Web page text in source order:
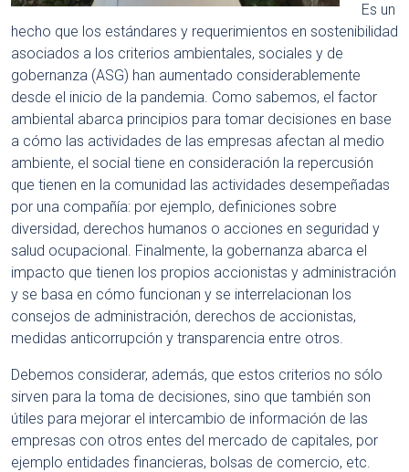
Es un
hecho que los estándares y requerimientos en sostenibilidad
asociados a los criterios ambientales, sociales y de
gobernanza (ASG) han aumentado considerablemente
desde el inicio de la pandemia. Como sabemos, el factor
ambiental abarca principios para tomar decisiones en base
a cómo las actividades de las empresas afectan al medio
ambiente, el social tiene en consideración la repercusión
que tienen en la comunidad las actividades desempeñadas
por una compañía: por ejemplo, definiciones sobre
diversidad, derechos humanos o acciones en seguridad y
salud ocupacional. Finalmente, la gobernanza abarca el
impacto que tienen los propios accionistas y administración
y se basa en cómo funcionan y se interrelacionan los
consejos de administración, derechos de accionistas,
medidas anticorrupción y transparencia entre otros.
Debemos considerar, además, que estos criterios no sólo
sirven para la toma de decisiones, sino que también son
útiles para mejorar el intercambio de información de las
empresas con otros entes del mercado de capitales, por
ejemplo entidades financieras, bolsas de comercio, etc.